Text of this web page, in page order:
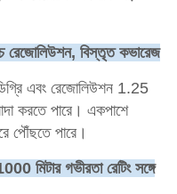
বিস্তৃত কভারেজ
এবং রেজোলিউশন 1.25
করতে পারে। একপাশে
পৌঁছতে পারে।
মিটার গভীরতা রেটিং সঙ্গে